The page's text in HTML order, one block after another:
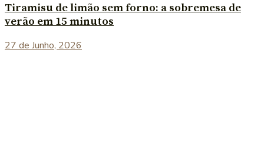
Tiramisu de limão sem forno: a sobremesa de
verão em 15 minutos
27 de Junho, 2026